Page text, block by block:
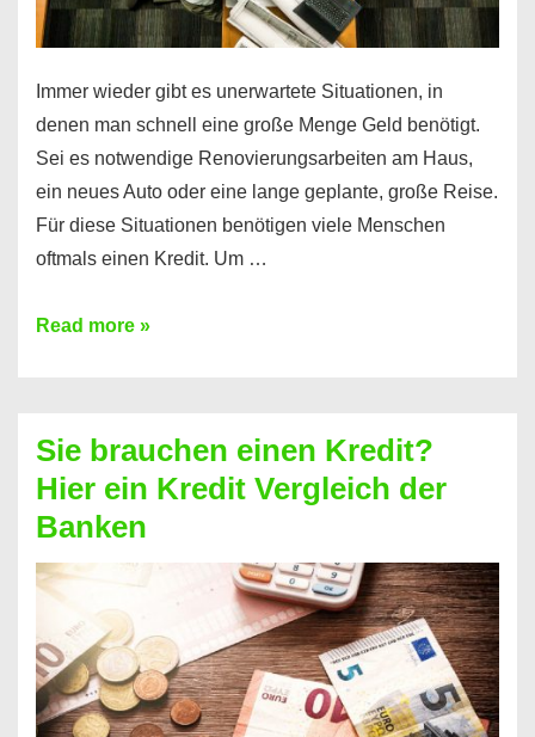
Immer wieder gibt es unerwartete Situationen, in
denen man schnell eine große Menge Geld benötigt.
Sei es notwendige Renovierungsarbeiten am Haus,
ein neues Auto oder eine lange geplante, große Reise.
Für diese Situationen benötigen viele Menschen
oftmals einen Kredit. Um …
Brauchen
Summe
Geld?
Hier
einen
10000
Euro
Kredit
finden
Read more »
Sie brauchen einen Kredit?
Hier ein Kredit Vergleich der
Banken